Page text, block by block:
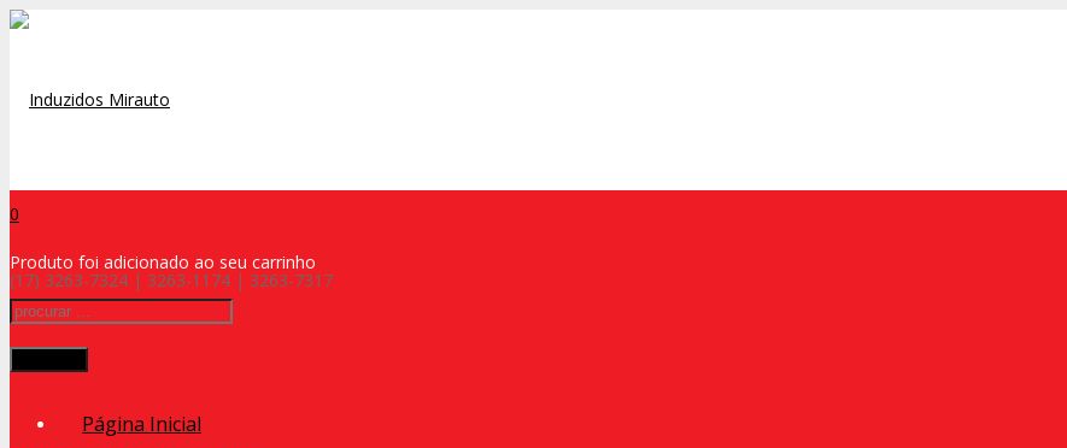
(17) 3263-7324 | 3263-1174 | 3263-7317
0
Produto foi adicionado ao seu carrinho
Página Inicial